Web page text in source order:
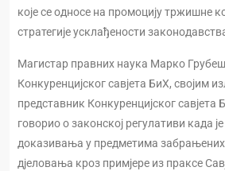
које се односе на промоцију тржишне
стратегије усклађености
Магистар правних наука Марко
Конкуренцијског савјета БиХ, својим
представник Конкуренцијског савјета
говорио о законској регулативи када
доказивања у предметима забрањених
дјеловања кроз примјере из праксе